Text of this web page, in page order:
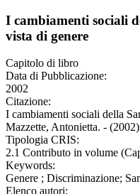
I cambiamenti sociali
vista di genere
Capitolo di libro
Data di Pubblicazione:
2002
Citazione:
I cambiamenti sociali della
Mazzette, Antonietta. -
Tipologia CRIS:
2.1 Contributo in volume
Keywords:
Genere ; Discriminazione;
Elenco autori: